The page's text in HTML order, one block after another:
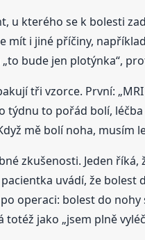
u kterého se k bolesti
mít i jiné příčiny,
bude jen plotýnka“,
tři vzorce. První:
týdnu to pořád bolí,
mě bolí noha, musím
zkušenosti. Jeden
uvádí, že
operaci: bolest do
jako „jsem plně